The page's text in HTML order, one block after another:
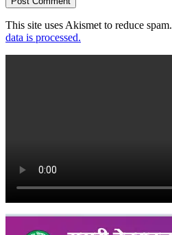
This site uses Akismet to reduce spam.
data is processed.